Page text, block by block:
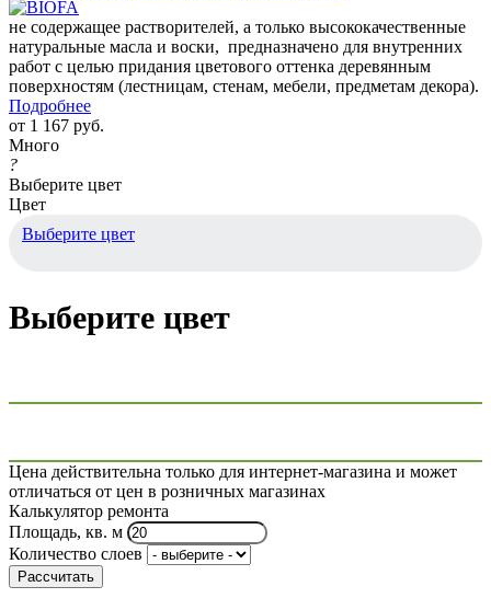
не содержащее растворителей, а только высококачественные
натуральные масла и воски, предназначено для внутренних
работ с целью придания цветового оттенка деревянным
поверхностям (лестницам, стенам, мебели, предметам декора).
Подробнее
от 1 167 руб.
Много
?
Выберите цвет
Цвет
Выберите цвет
Выберите цвет
Цена действительна только для интернет-магазина и может
отличаться от цен в розничных магазинах
Калькулятор ремонта
Площадь, кв. м
Количество слоев
Рассчитать